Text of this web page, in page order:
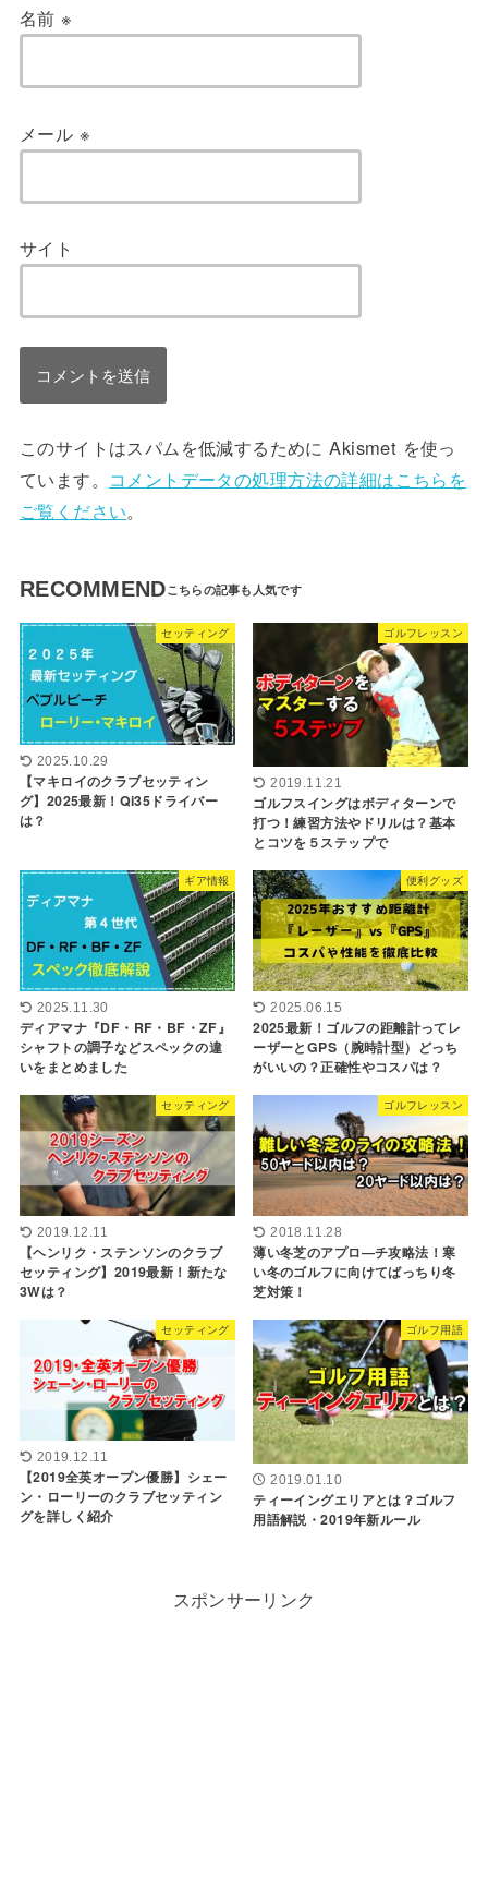
名前※
メール ※
サイト
このサイトはスパムを低減するために Akismet を使っ
ています。 コメントデータの処理方法の詳細はこちらを
ご覧ください。
RECOMMEND
セッティング
2025.10.29
【マキロイのクラブセッティン
グ】2025最新！Qi35ドライバー
は？
ゴルフレッスン
2019.11.21
ゴルフスイングはボディターンで
打つ！練習方法やドリルは？基本
とコツを５ステップで
ギア情報
2025.11.30
ディアマナ『DF・RF・BF・ZF』
シャフトの調子などスペックの違
いをまとめました
便利グッズ
2025.06.15
2025最新！ゴルフの距離計ってレ
ーザーとGPS（腕時計型）どっち
がいいの？正確性やコスパは？
セッティング
2019.12.11
【ヘンリク・ステンソンのクラブ
セッティング】2019最新！新たな
3Wは？
ゴルフレッスン
2018.11.28
薄い冬芝のアプロ―チ攻略法！寒
い冬のゴルフに向けてばっちり冬
芝対策！
セッティング
2019.12.11
【2019全英オープン優勝】シェー
ン・ローリーのクラブセッティン
グを詳しく紹介
ゴルフ用語
2019.01.10
ティーイングエリアとは？ゴルフ
用語解説・2019年新ルール
スポンサーリンク